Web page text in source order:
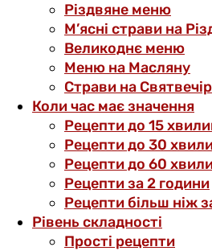
Різдвяне меню
М’ясні страви на
Великоднє меню
Меню на Масляну
Страви на Святвечір
Коли час має значення
Рецепти до 15
Рецепти до 30
Рецепти до 60
Рецепти за 2 години
Рецепти більш ніж
Рівень складності
Прості рецепти